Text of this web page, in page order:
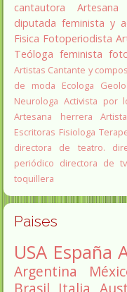
cantautora
Artesana
diputada feminista y
Fisica Fotoperiodista
Teóloga feminista
Artistas Cantante y
de moda
Ecologa
Neurologa Activista por
Artesana herrera
Escritoras Fisiologa
directora de teatro.
periódico directora de tv
toquillera
Paises
USA España
Argentina